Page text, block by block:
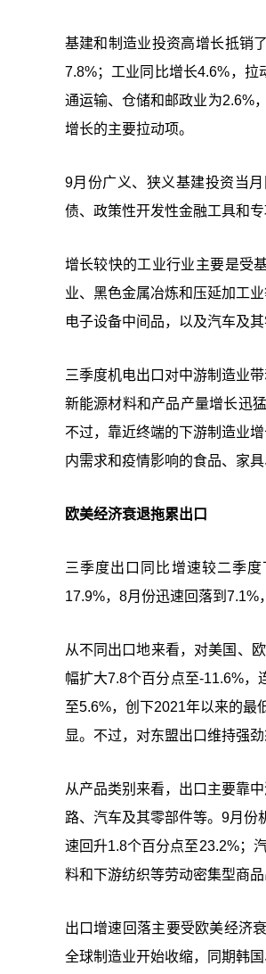
基建和制造业投资高增长抵销
7.8%；工业同比增长4.6%，
通运输、仓储和邮政业为2.6%
增长的主要拉动项。
9月份广义、狭义基建投资当
债、政策性开发性金融工具和
增长较快的工业行业主要是受
业、黑色金属冶炼和压延加工
电子设备中间品，以及汽车及
三季度机电出口对中游制造业
新能源材料和产品产量增长迅
不过，靠近终端的下游制造业
内需求和疫情影响的食品、家
欧美经济衰退拖累出口
三季度出口同比增速较二季
17.9%，8月份迅速回落到7.1%
从不同出口地来看，对美国、
幅扩大7.8个百分点至-11.6%
至5.6%，创下2021年以来的最
显。不过，对东盟出口维持强
从产品类别来看，出口主要靠
路、汽车及其零部件等。9月份
速回升1.8个百分点至23.2%；
料和下游纺织等劳动密集型商品
出口增速回落主要受欧美经济
全球制造业开始收缩，同期韩